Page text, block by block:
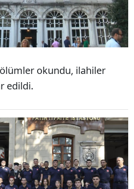
okundu, ilahiler
edildi.